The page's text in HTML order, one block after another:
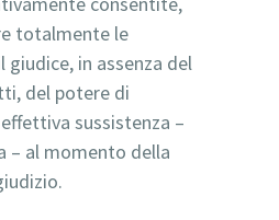
totalmente le
in assenza del
del potere di
sussistenza –
– al momento della